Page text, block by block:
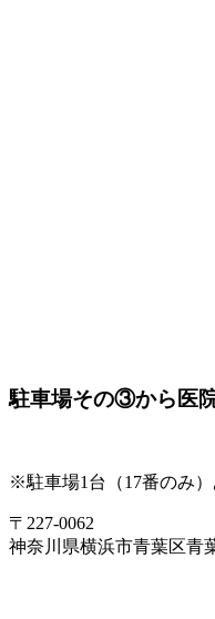
駐車場その③から医
※駐車場1台（17番のみ）
〒227-0062
神奈川県横浜市青葉区青